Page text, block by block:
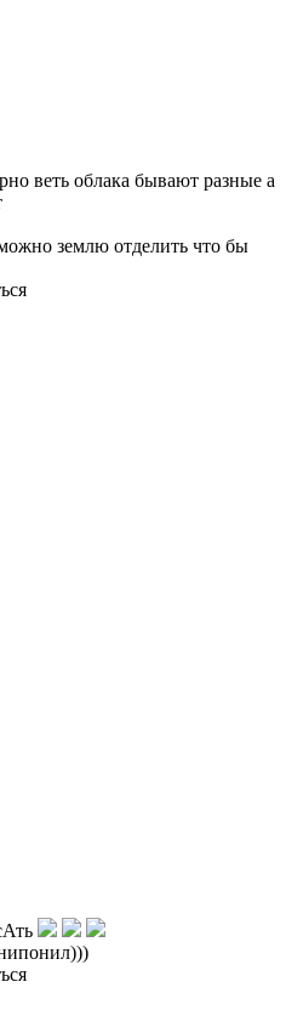
веть облака бывают разные а
землю отделить что бы